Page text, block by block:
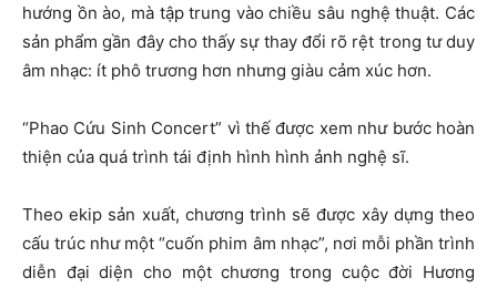
hướng ồn ào, mà tập trung vào chiều sâu nghệ thuật. Các
sản phẩm gần đây cho thấy sự thay đổi rõ rệt trong tư duy
âm nhạc: ít phô trương hơn nhưng giàu cảm xúc hơn.
“Phao Cứu Sinh Concert” vì thế được xem như bước hoàn
thiện của quá trình tái định hình hình ảnh nghệ sĩ.
Theo ekip sản xuất, chương trình sẽ được xây dựng theo
cấu trúc như một “cuốn phim âm nhạc”, nơi mỗi phần trình
diễn đại diện cho một chương trong cuộc đời Hương